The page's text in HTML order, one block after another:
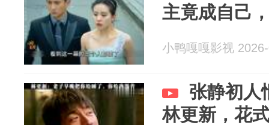
主竟成自己
小鸭嘎嘎影视
张静初人
林更新，花